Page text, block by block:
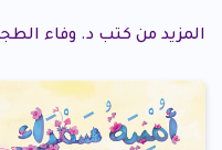
المزيد من كتب د. وفاء